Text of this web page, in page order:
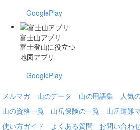
GooglePlay
富士山アプリ
富士登山に役立つ
地図アプリ
GooglePlay
メルマガ 山のデータ 山の用語集
人気
山の資格一覧
山岳保険の一覧 山岳遭難
使い方ガイド
よくある質問 お問い合わ